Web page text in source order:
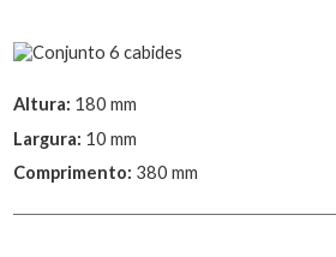
Altura: 180 mm
Largura: 10 mm
Comprimento: 380 mm